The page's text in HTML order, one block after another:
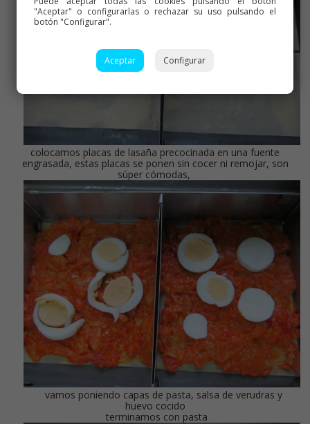
colocamos placas de lasaña precocinada en una fuente
engrasada, estas placas se ponen sin cocer ni remojar, son
súper cómodas,
vamos poniendo capas de pasta, salsa de verudras y
huevo cocido
terminamos con pasta
"Aceptar" o configurarlas o rechazar su uso pulsando el
botón "Configurar".
Aceptar Configurar